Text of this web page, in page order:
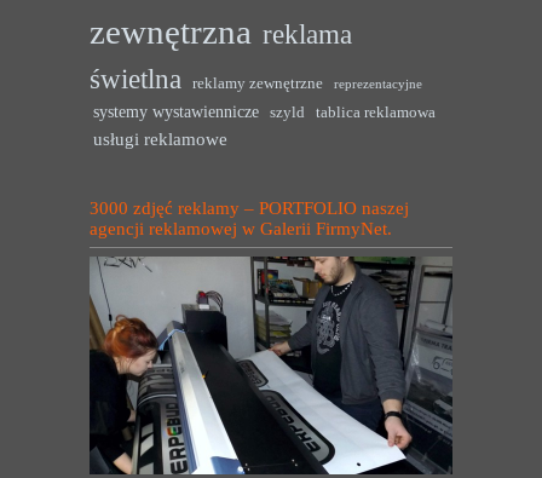
zewnętrzna reklama
świetlna
reklamy zewnętrzne reprezentacyjne
systemy wystawiennicze szyld tablica reklamowa
usługi reklamowe
3000 zdjęć reklamy – PORTFOLIO naszej
agencji reklamowej w Galerii FirmyNet.